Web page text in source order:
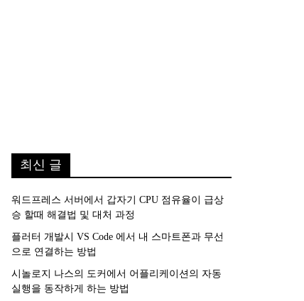
최신 글
워드프레스 서버에서 갑자기 CPU 점유율이 급상
승 할때 해결법 및 대처 과정
플러터 개발시 VS Code 에서 내 스마트폰과 무선
으로 연결하는 방법
시놀로지 나스의 도커에서 어플리케이션의 자동
실행을 동작하게 하는 방법